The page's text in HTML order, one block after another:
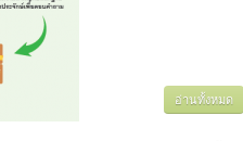
อ่านทั้งหมด